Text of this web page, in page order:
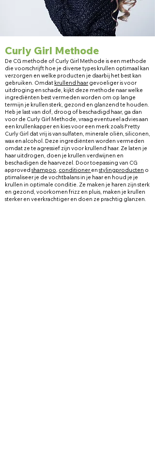
Curly Girl Methode
De CG methode of Curly Girl Methode is een methode
die voorschrijft hoe je diverse types krullen optimaal kan
verzorgen en welke producten je daarbij het best kan
gebruiken. Omdat krullend haar gevoeliger is voor
uitdroging en schade, kijkt deze methode naar welke
ingrediënten best vermeden worden om op lange
termijn je krullen sterk, gezond en glanzend te houden.
Heb je last van dof, droog of beschadigd haar, ga dan
voor de Curly Girl Methode, vraag eventueel advies aan
een krullenkapper en kies voor een merk zoals Pretty
Curly Girl dat vrij is van sulfaten, minerale oliën, siliconen,
wax en alcohol. Deze ingrediënten worden vermeden
omdat ze te agressief zijn voor krullend haar. Ze laten je
haar uitdrogen, doen je krullen verdwijnen en
beschadigen de haarvezel. Door toepassing van CG
approved shampoo conditioner en stylingproducten o
ptimaliseer je de vochtbalans in je haar en houd je je
krullen in optimale conditie. Ze maken je haren zijn sterk
en gezond, voorkomen frizz en pluis, maken je krullen
sterker en veerkrachtiger en doen ze prachtig glanzen.